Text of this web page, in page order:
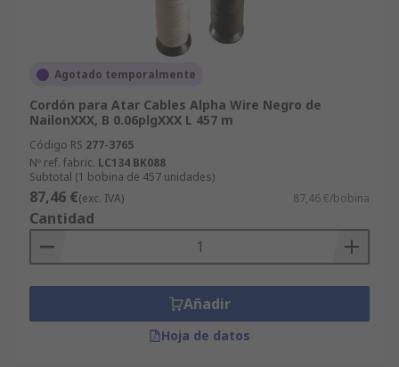
Agotado temporalmente
Cordón para Atar Cables Alpha Wire Negro de
NailonXXX, B 0.06plgXXX L 457 m
Código RS 277-3765
Nº ref. fabric. LC134 BK088
Subtotal (1 bobina de 457 unidades)
87,46 €(exc. IVA) 87,46 €/bobina
Cantidad
Añadir
Hoja de datos